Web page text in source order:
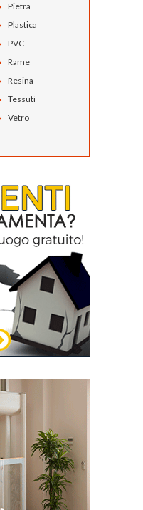
Pietra
Plastica
PVC
Rame
Resina
Tessuti
Vetro